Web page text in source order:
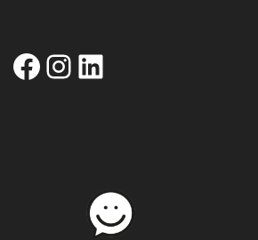
Facebook
Instagram
Linkedin